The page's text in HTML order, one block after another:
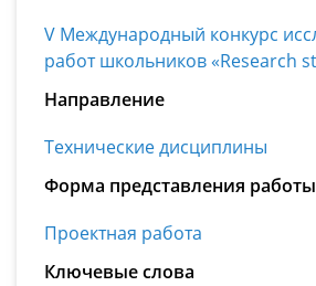
V Международный конкурс
работ школьников «Research
Направление
Технические дисциплины
Форма представления работы
Проектная работа
Ключевые слова